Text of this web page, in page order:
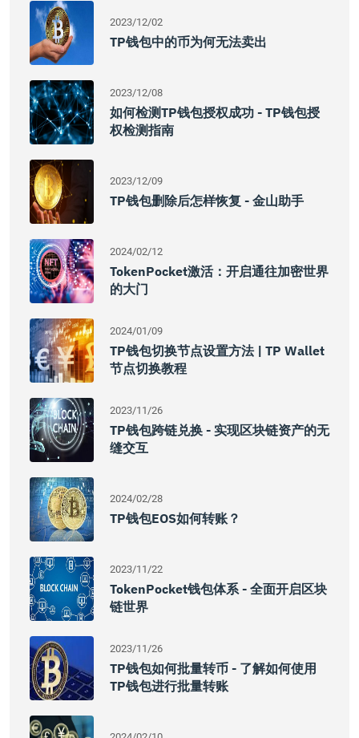
2023/12/02
TP钱包中的币为何无法卖出
2023/12/08
如何检测TP钱包授权成功 - TP钱包授
权检测指南
2023/12/09
TP钱包删除后怎样恢复 - 金山助手
2024/02/12
TokenPocket激活：开启通往加密世界
的大门
2024/01/09
TP钱包切换节点设置方法 | TP Wallet
节点切换教程
2023/11/26
TP钱包跨链兑换 - 实现区块链资产的无
缝交互
2024/02/28
TP钱包EOS如何转账？
2023/11/22
TokenPocket钱包体系 - 全面开启区块
链世界
2023/11/26
TP钱包如何批量转币 - 了解如何使用
TP钱包进行批量转账